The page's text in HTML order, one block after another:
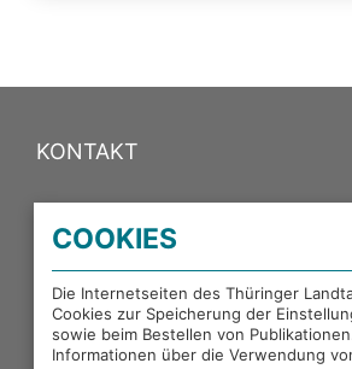
KONTAKT
PORTALE DES THÜRINGER
EXTERNE LINKS
COOKIES
Die Internetseiten des Thüringer
Cookies zur Speicherung der
sowie beim Bestellen von
Informationen über die Verwendung